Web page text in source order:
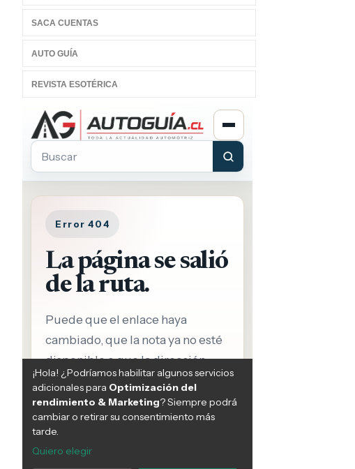
SACA CUENTAS
AUTO GUÍA
REVISTA ESOTÉRICA